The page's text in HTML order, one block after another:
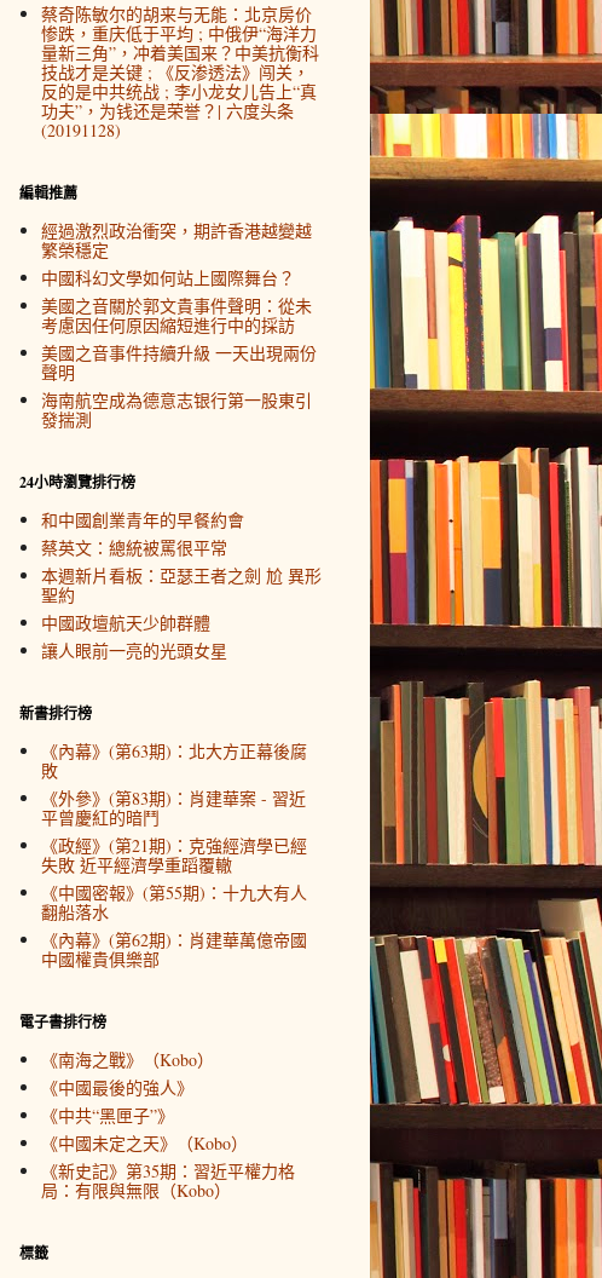
蔡奇陈敏尔的胡来与无能：北京房价
惨跌，重庆低于平均 ; 中俄伊“海洋力
量新三角”，冲着美国来？中美抗衡科
技战才是关键 ; 《反渗透法》闯关，
反的是中共统战 ; 李小龙女儿告上“真
功夫”，为钱还是荣誉？| 六度头条
(20191128)
編輯推薦
經過激烈政治衝突，期許香港越變越
繁榮穩定
中國科幻文學如何站上國際舞台？
美國之音關於郭文貴事件聲明：從未
考慮因任何原因縮短進行中的採訪
美國之音事件持續升級 一天出現兩份
聲明
海南航空成為德意志银行第一股東引
發揣測
24小時瀏覽排行榜
和中國創業青年的早餐約會
蔡英文：總統被罵很平常
本週新片看板：亞瑟王者之劍 尬 異形
聖約
中國政壇航天少帥群體
讓人眼前一亮的光頭女星
新書排行榜
《內幕》(第63期)：北大方正幕後腐
敗
《外參》(第83期)：肖建華案 - 習近
平曾慶紅的暗鬥
《政經》(第21期)：克強經濟學已經
失敗 近平經濟學重蹈覆轍
《中國密報》(第55期)：十九大有人
翻船落水
《內幕》(第62期)：肖建華萬億帝國
中國權貴俱樂部
電子書排行榜
《南海之戰》（Kobo）
《中國最後的強人》
《中共“黑匣子”》
《中國未定之天》（Kobo）
《新史記》第35期：習近平權力格
局：有限與無限（Kobo）
標籤